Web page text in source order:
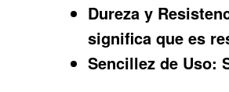
Dureza y
significa que es
Sencillez de Uso: